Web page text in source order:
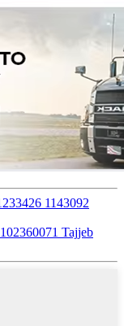
1143092
Tajjeb